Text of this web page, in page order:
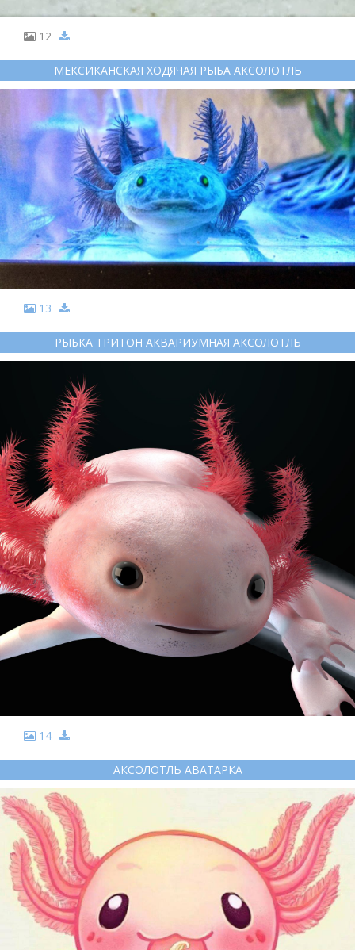
12
МЕКСИКАНСКАЯ ХОДЯЧАЯ РЫБА АКСОЛОТЛЬ
13
РЫБКА ТРИТОН АКВАРИУМНАЯ АКСОЛОТЛЬ
14
АКСОЛОТЛЬ АВАТАРКА